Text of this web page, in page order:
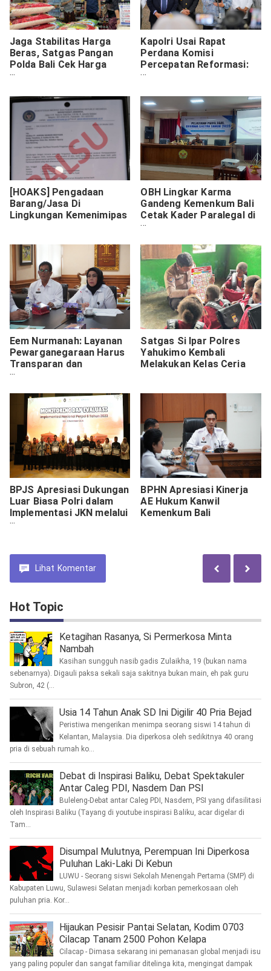
Jaga Stabilitas Harga
Beras, Satgas Pangan
Polda Bali Cek Harga
Beras
Kapolri Usai Rapat
Perdana Komisi
Percepatan Reformasi:
Polri Terbuka dan Terima
[HOAKS] Pengadaan
Barang/Jasa Di
Lingkungan Kemenimipas
OBH Lingkar Karma
Gandeng Kemenkum Bali
Cetak Kader Paralegal di
Buleleng
Eem Nurmanah: Layanan
Pewarganegaraan Harus
Transparan dan
Akuntabel
Satgas Si Ipar Polres
Yahukimo Kembali
Melakukan Kelas Ceria
BPJS Apresiasi Dukungan
Luar Biasa Polri dalam
Implementasi JKN melalui
Layanan SKCK
BPHN Apresiasi Kinerja
AE Hukum Kanwil
Kemenkum Bali
Lihat Komentar
Hot Topic
Ketagihan Rasanya, Si Permerkosa Minta
Nambah
Kasihan sungguh nasib gadis Zulaikha, 19 (bukan nama
sebenarnya). Digauli paksa sekali saja sakitnya bukan main, eh pak guru
Subron, 42 (...
Usia 14 Tahun Anak SD Ini Digilir 40 Pria Bejad
Peristiwa mengerikan menimpa seorang siswi 14 tahun di
Kelantan, Malaysia. Dia diperkosa oleh sedikitnya 40 orang
pria di sebuah rumah ko...
Debat di Inspirasi Baliku, Debat Spektakuler
Antar Caleg PDI, Nasdem Dan PSI
Buleleng-Debat antar Caleg PDI, Nasdem, PSI yang difasilitasi
oleh Inspirasi Baliku (Tayang di youtube inspirasi Baliku, acar digelar di
Tam...
Disumpal Mulutnya, Perempuan Ini Diperkosa
Puluhan Laki-Laki Di Kebun
LUWU - Seorang siswi Sekolah Menengah Pertama (SMP) di
Kabupaten Luwu, Sulawesi Selatan menjadi korban pemerkosaan oleh
puluhan pria. Kor...
Hijaukan Pesisir Pantai Selatan, Kodim 0703
Cilacap Tanam 2500 Pohon Kelapa
Cilacap - Dimasa sekarang ini pemanasan global menjadi isu
yang paling populer dan sangat familiar ditelinga kita, mengingat dampak